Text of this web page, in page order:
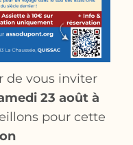
de vous inviter
23 août à
pour cette